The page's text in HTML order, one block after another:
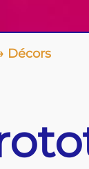
Décors